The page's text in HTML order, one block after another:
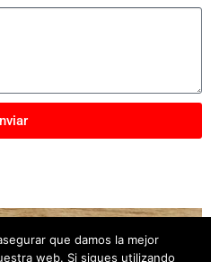
Elber – Tots els drets
que damos la mejor
web. Si sigues utilizando